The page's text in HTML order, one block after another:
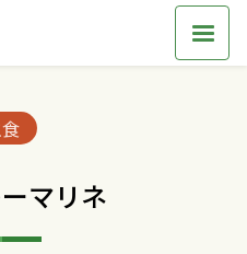
マリネ